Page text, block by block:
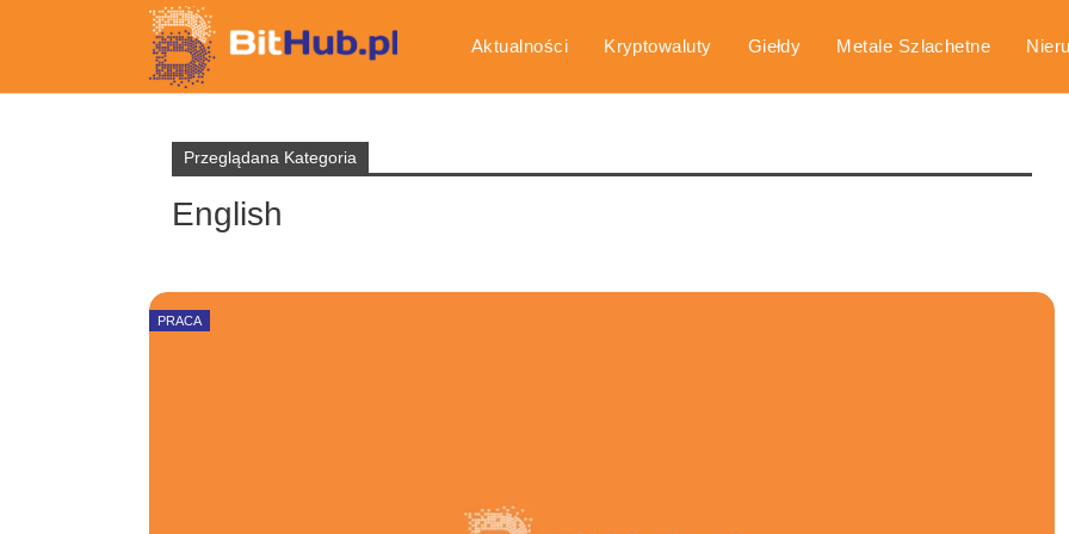
Aktualności Kryptowaluty Giełdy Metale Szlachetne
Przeglądana Kategoria
English
PRACA